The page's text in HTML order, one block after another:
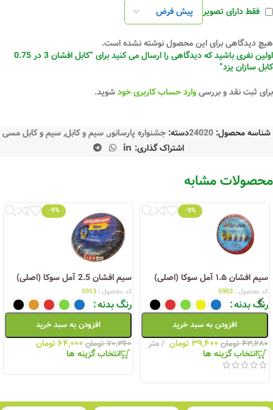
فقط دارای تصویر
هیچ دیدگاهی برای این محصول نوشته نشده است.
اولین نفری باشید که دیدگاهی را ارسال می کنید برای “کابل افشان 3 در 0.75
کابل سازان یزد”
برای ثبت نقد و بررسیوارد حساب کاربری خودشوید.
شناسه محصول: 24020دسته: جشنواره پارسانور,سیم و کابل,سیم و کابل مسی
اشتراک گذاری:
محصولات مشابه
-9%
سیم افشان ۱.۵ آمل سوکا (اصلی)
کد محصول : 5903
رنگ بدنه
افزودن به سبد خرید
۴۳,۲۸۰ تومان ۳۹,۴۰۰ تومان متر
انتخاب گزینه ها
-9%
سیم افشان 2.5 آمل سوکا (اصلی)
کد محصول : 5913
رنگ بدنه
افزودن به سبد خرید
۷۰,۳۶۰ تومان ۶۴,۰۰۰تومان
انتخاب گزینه ها